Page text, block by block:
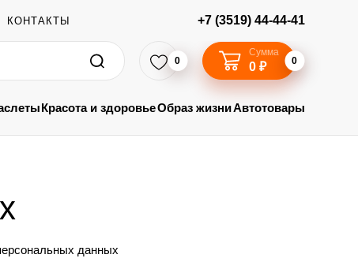
КОНТАКТЫ +7 (3519) 44-44-41
0
Сумма
0 ₽ 0
Красота и здоровьеОбраз жизниАвтотовары
данных